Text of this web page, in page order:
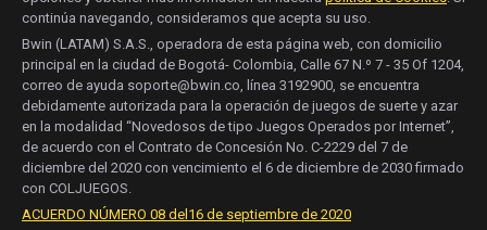
continúa navegando, consideramos que acepta su uso.
Bwin (LATAM) S.A.S., operadora de esta página web, con domicilio
principal en la ciudad de Bogotá- Colombia, Calle 67 N.º 7 - 35 Of 1204,
correo de ayuda soporte@bwin.co, línea 3192900, se encuentra
debidamente autorizada para la operación de juegos de suerte y azar
en la modalidad “Novedosos de tipo Juegos Operados por Internet”,
de acuerdo con el Contrato de Concesión No. C-2229 del 7 de
diciembre del 2020 con vencimiento el 6 de diciembre de 2030 firmado
con COLJUEGOS.
ACUERDO NÚMERO 08 del16 de septiembre de 2020